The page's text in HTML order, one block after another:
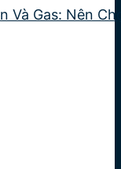
Và Gas: Nên